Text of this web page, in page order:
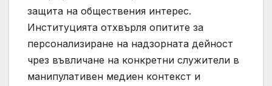
защита на обществения интерес.
Институцията отхвърля опитите за
персонализиране на надзорната дейност
чрез въвличане на конкретни служители в
манипулативен медиен контекст и